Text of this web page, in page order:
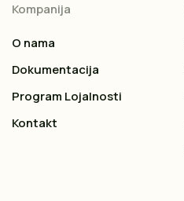
Kompanija
O nama
Dokumentacija
Program Lojalnosti
Kontakt